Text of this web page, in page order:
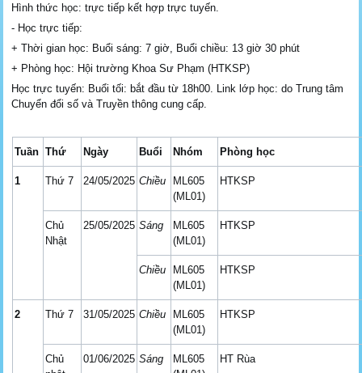
Hình thức học: trực tiếp kết hợp trực tuyến.
- Học trực tiếp:
+ Thời gian học: Buổi sáng: 7 giờ, Buổi chiều: 13 giờ 30 phút
+ Phòng học: Hội trường Khoa Sư Phạm (HTKSP)
Học trực tuyến: Buổi tối: bắt đầu từ 18h00. Link lớp học: do Trung tâm
Chuyển đổi số và Truyền thông cung cấp.
Tuần Thứ Ngày Buổi Nhóm Phòng học
1 Thứ 7 24/05/2025 Chiều
ML605
(ML01)
HTKSP
Chủ
Nhật
25/05/2025 Sáng
ML605
(ML01)
HTKSP
Chiều
ML605
(ML01)
HTKSP
2 Thứ 7 31/05/2025 Chiều
ML605
(ML01)
HTKSP
Chủ
01/06/2025 Sáng
ML605
HT Rùa